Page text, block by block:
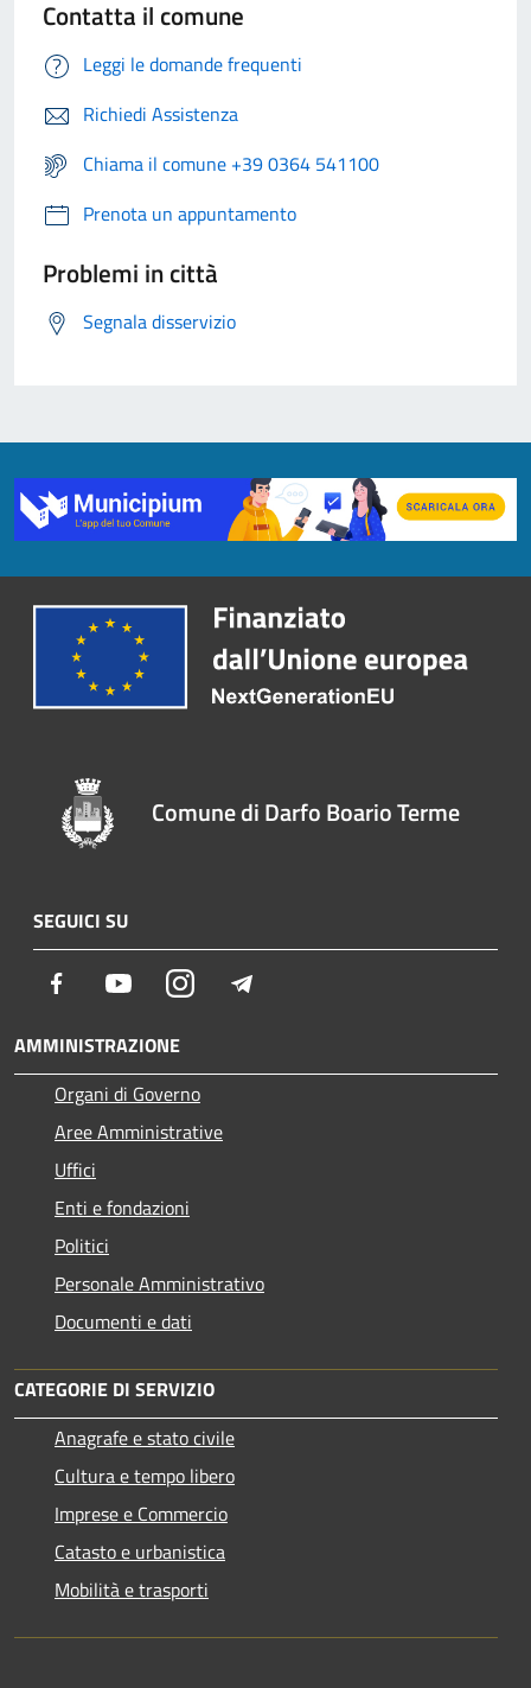
Contatta il comune
Leggi le domande frequenti
Richiedi Assistenza
Chiama il comune +39 0364 541100
Prenota un appuntamento
Problemi in città
Segnala disservizio
Comune di Darfo Boario Terme
SEGUICI SU
Facebook YoutubeInstagram
AMMINISTRAZIONE
Organi di Governo
Aree Amministrative
Uffici
Enti e fondazioni
Politici
Personale Amministrativo
Documenti e dati
CATEGORIE DI SERVIZIO
Anagrafe e stato civile
Cultura e tempo libero
Imprese e Commercio
Catasto e urbanistica
Mobilità e trasporti